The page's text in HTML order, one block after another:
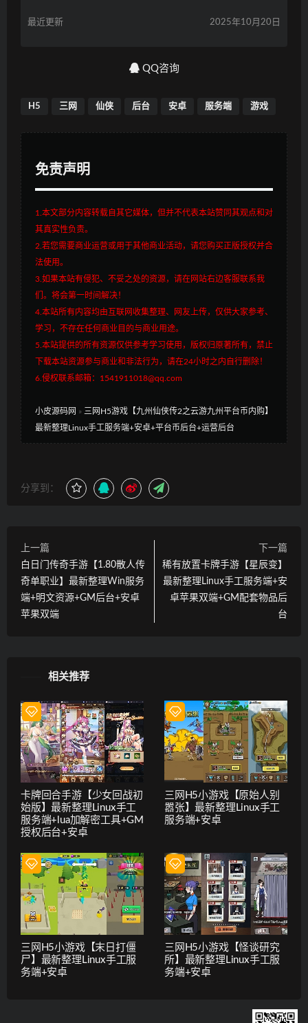
最近更新 2025年10月20日
QQ咨询
H5 三网 仙侠 后台 安卓 服务端 游戏
免责声明
1.本文部分内容转载自其它媒体，但并不代表本站赞同其观点和对
其真实性负责。
2.若您需要商业运营或用于其他商业活动，请您购买正版授权并合
法使用。
3.如果本站有侵犯、不妥之处的资源，请在网站右边客服联系我
们。将会第一时间解决！
4.本站所有内容均由互联网收集整理、网友上传，仅供大家参考、
学习，不存在任何商业目的与商业用途。
5.本站提供的所有资源仅供参考学习使用，版权归原著所有，禁止
下载本站资源参与商业和非法行为，请在24小时之内自行删除！
6.侵权联系邮箱：1541911018@qq.com
小皮源码网 » 三网H5游戏【九州仙侠传2之云游九州平台币内购】
最新整理Linux手工服务端+安卓+平台币后台+运营后台
分享到：
上一篇
白日门传奇手游【1.80散人传
奇单职业】最新整理Win服务
端+明文资源+GM后台+安卓
苹果双端
下一篇
稀有放置卡牌手游【星辰变】
最新整理Linux手工服务端+安
卓苹果双端+GM配套物品后
台
相关推荐
卡牌回合手游【少女回战初
始版】最新整理Linux手工
服务端+lua加解密工具+GM
授权后台+安卓
三网H5小游戏【原始人别
嚣张】最新整理Linux手工
服务端+安卓
三网H5小游戏【末日打僵
尸】最新整理Linux手工服
务端+安卓
三网H5小游戏【怪谈研究
所】最新整理Linux手工服
务端+安卓